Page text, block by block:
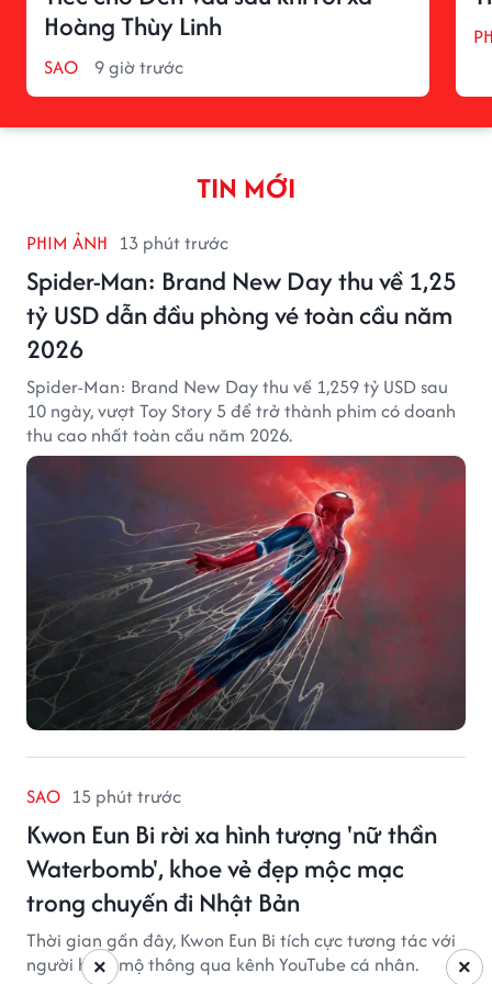
Hoàng Thùy Linh
SAO 9 giờ trước
TIN MỚI
PHIM ẢNH 13 phút trước
Spider-Man: Brand New Day thu về 1,25
tỷ USD dẫn đầu phòng vé toàn cầu năm
2026
Spider-Man: Brand New Day thu về 1,259 tỷ USD sau
10 ngày, vượt Toy Story 5 để trở thành phim có doanh
thu cao nhất toàn cầu năm 2026.
SAO 15 phút trước
Kwon Eun Bi rời xa hình tượng 'nữ thần
Waterbomb', khoe vẻ đẹp mộc mạc
trong chuyến đi Nhật Bản
Thời gian gần đây, Kwon Eun Bi tích cực tương tác với
người hâm mộ thông qua kênh YouTube cá nhân.
×
×